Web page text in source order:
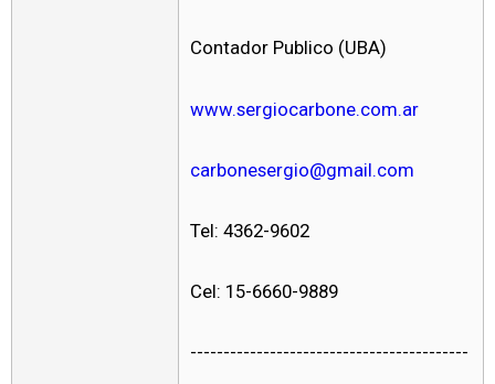
Contador Publico (UBA)
www.sergiocarbone.com.ar
carbonesergio@gmail.com
Tel: 4362-9602
Cel: 15-6660-9889
------------------------------------------